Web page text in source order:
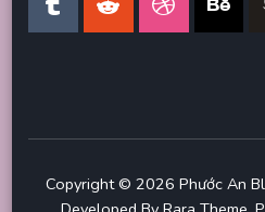
Copyright © 2026 Phước An